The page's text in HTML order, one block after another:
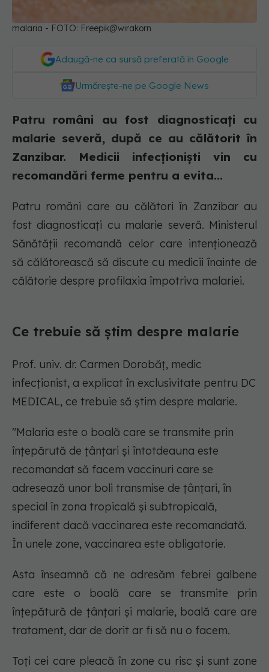
malaria - FOTO: Freepik@wirakorn
Adaugă-ne ca sursă preferată în Google
Urmărește-ne pe Google News
Patru români au fost diagnosticați cu
malarie severă, după ce au călătorit în
Zanzibar. Medicii infecționiști vin cu
recomandări ferme pentru a evita...
Patru români care au călători în Zanzibar au
fost diagnosticați cu malarie severă. Ministerul
Sănătății recomandă celor care intenționează
să călătorească să discute cu medicii înainte de
călătorie despre profilaxia împotriva malariei.
Ce trebuie să știm despre malarie
Prof. univ. dr. Carmen Dorobăț, medic
infecționist, a explicat în exclusivitate pentru DC
MEDICAL, ce trebuie să știm despre malarie.
"Malaria este o boală care se transmite prin
înțepărută de țânțari și întotdeauna este
recomandat să facem vaccinuri care se
adresează unor boli transmise de țânțari, în
special în zona tropicală și subtropicală,
indiferent dacă vaccinarea este recomandată.
În unele zone, vaccinarea este obligatorie.
Asta înseamnă că ne adresăm febrei galbene
care este o boală care se transmite prin
înțepătură de țânțari și malarie, boală care are
tratament, dar de dorit ar fi să nu o facem.
Toți cei care pleacă în zone cu risc și sunt zone